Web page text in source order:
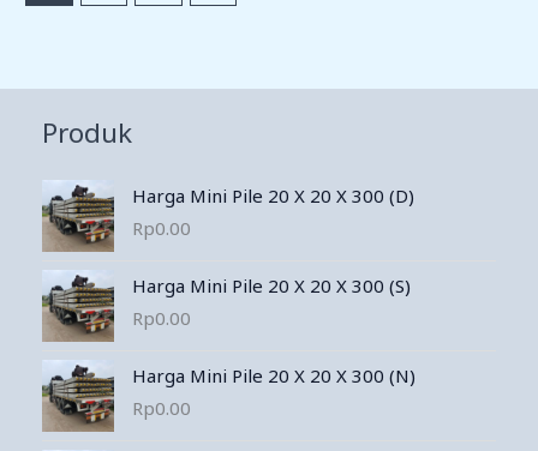
Produk
Harga Mini Pile 20 X 20 X 300 (D)
Rp0.00
Harga Mini Pile 20 X 20 X 300 (S)
Rp0.00
Harga Mini Pile 20 X 20 X 300 (N)
Rp0.00